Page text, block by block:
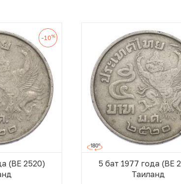
-10%
(BE 2520)
5 бат 1977 года (BE
Таиланд